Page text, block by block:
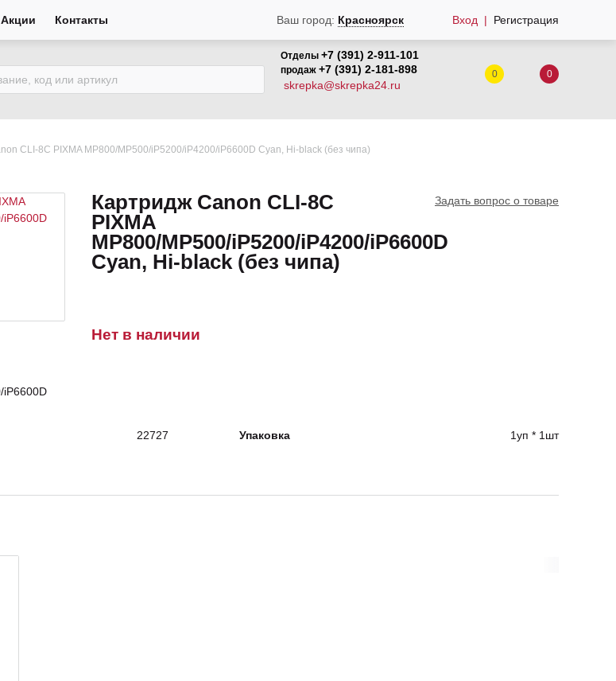
Акции Контакты Ваш город: Красноярск Вход Регистрация
Отделы +7 (391) 2-911-101
продаж +7 (391) 2-181-898
skrepka@skrepka24.ru
0 0
CLI-8C PIXMA MP800/MP500/iP5200/iP4200/iP6600D Cyan, Hi-black (без чипа)
Картридж Canon CLI-8C
PIXMA
MP800/MP500/iP5200/iP4200/iP6600D
Cyan, Hi-black (без чипа)
Задать вопрос о товаре
Нет в наличии
22727 Упаковка 1уп * 1шт